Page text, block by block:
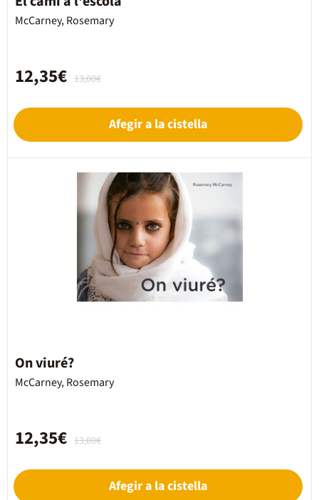
McCarney, Rosemary
13,00€
12,35€
Afegir a la cistella
On viuré?
McCarney, Rosemary
13,00€
12,35€
Afegir a la cistella